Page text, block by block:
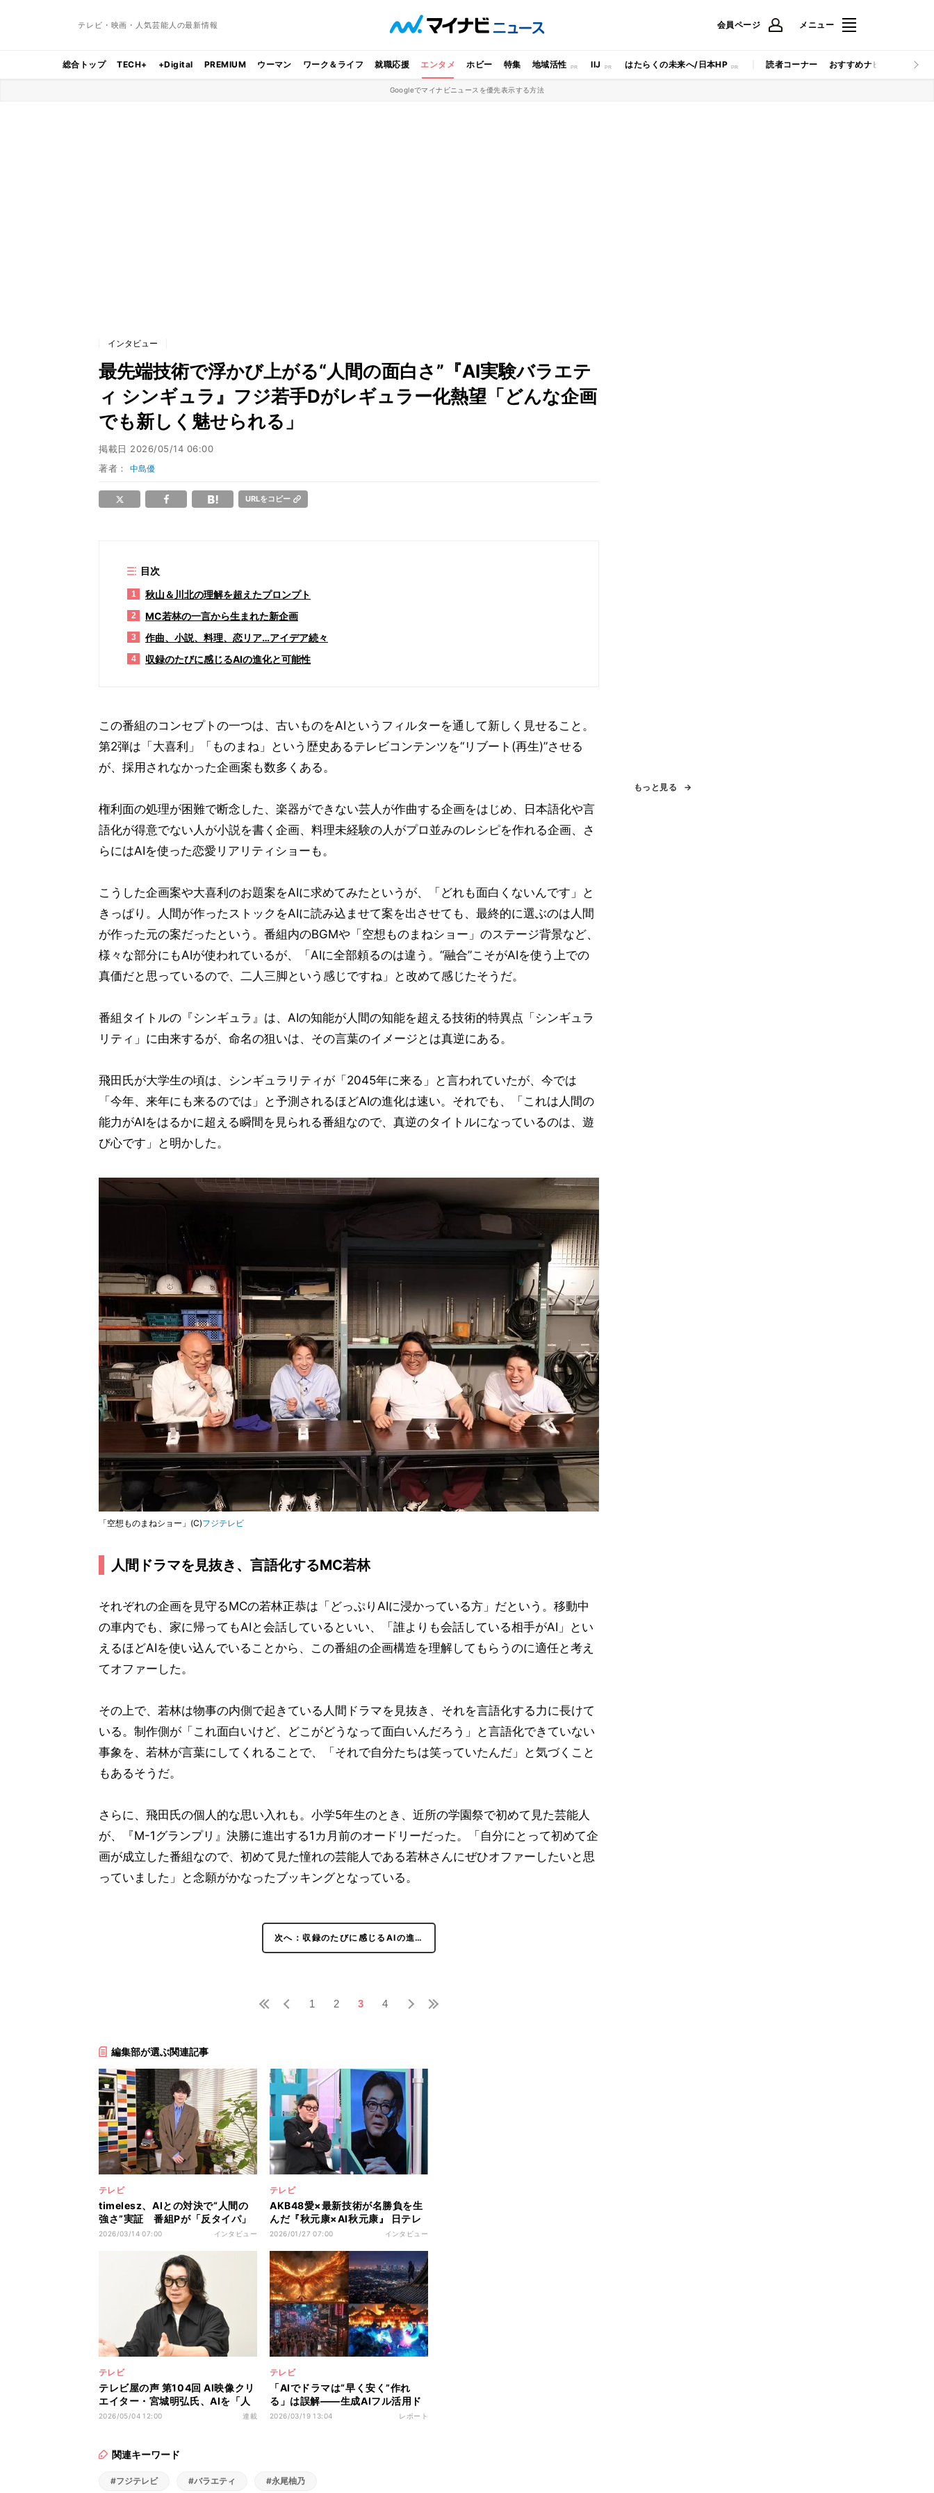
テレビ・映画・人気芸能人の最新情報 会員ページ メニュー
総合トップ TECH+ +Digital PREMIUM ウーマン ワーク＆ライフ 就職応援 エンタメ ホビー 特集 地域活性 IIJ はたらくの未来へ/日本HP 読者コーナー おすすめナビ マイナビ
Googleでマイナビニュースを優先表示する方法
インタビュー
最先端技術で浮かび上がる“人間の面白さ”『AI実験バラエテ
ィ シンギュラ』フジ若手Dがレギュラー化熱望「どんな企画
でも新しく魅せられる」
掲載日 2026/05/14 06:00
著者：中島優
URLをコピー
目次
1 秋山＆川北の理解を超えたプロンプト
2 MC若林の一言から生まれた新企画
3 作曲、小説、料理、恋リア…アイデア続々
4 収録のたびに感じるAIの進化と可能性
この番組のコンセプトの一つは、古いものをAIというフィルターを通して新しく見せること。
第2弾は「大喜利」「ものまね」という歴史あるテレビコンテンツを“リブート(再生)”させる
が、採用されなかった企画案も数多くある。
権利面の処理が困難で断念した、楽器ができない芸人が作曲する企画をはじめ、日本語化や言
語化が得意でない人が小説を書く企画、料理未経験の人がプロ並みのレシピを作れる企画、さ
らにはAIを使った恋愛リアリティショーも。
こうした企画案や大喜利のお題案をAIに求めてみたというが、「どれも面白くないんです」と
きっぱり。人間が作ったストックをAIに読み込ませて案を出させても、最終的に選ぶのは人間
が作った元の案だったという。番組内のBGMや「空想ものまねショー」のステージ背景など、
様々な部分にもAIが使われているが、「AIに全部頼るのは違う。“融合”こそがAIを使う上での
真価だと思っているので、二人三脚という感じですね」と改めて感じたそうだ。
番組タイトルの『シンギュラ』は、AIの知能が人間の知能を超える技術的特異点「シンギュラ
リティ」に由来するが、命名の狙いは、その言葉のイメージとは真逆にある。
飛田氏が大学生の頃は、シンギュラリティが「2045年に来る」と言われていたが、今では
「今年、来年にも来るのでは」と予測されるほどAIの進化は速い。それでも、「これは人間の
能力がAIをはるかに超える瞬間を見られる番組なので、真逆のタイトルになっているのは、遊
び心です」と明かした。
「空想ものまねショー」(C)フジテレビ
人間ドラマを見抜き、言語化するMC若林
それぞれの企画を見守るMCの若林正恭は「どっぷりAIに浸かっている方」だという。移動中
の車内でも、家に帰ってもAIと会話しているといい、「誰よりも会話している相手がAI」とい
えるほどAIを使い込んでいることから、この番組の企画構造を理解してもらうのに適任と考え
てオファーした。
その上で、若林は物事の内側で起きている人間ドラマを見抜き、それを言語化する力に長けて
いる。制作側が「これ面白いけど、どこがどうなって面白いんだろう」と言語化できていない
事象を、若林が言葉にしてくれることで、「それで自分たちは笑っていたんだ」と気づくこと
もあるそうだ。
さらに、飛田氏の個人的な思い入れも。小学5年生のとき、近所の学園祭で初めて見た芸能人
が、『M-1グランプリ』決勝に進出する1カ月前のオードリーだった。「自分にとって初めて企
画が成立した番組なので、初めて見た憧れの芸能人である若林さんにぜひオファーしたいと思
っていました」と念願がかなったブッキングとなっている。
次へ：収録のたびに感じるAIの進…
1 2 3 4
編集部が選ぶ関連記事
テレビ
timelesz、AIとの対決で“人間の
強さ”実証 番組Pが「反タイパ」
を託して見つめ直したテレビの価
2026/03/14 07:00 インタビュー
テレビ
AKB48愛×最新技術が名勝負を生
んだ『秋元康×AI秋元康』 日テレ
横断プロジェクトで実現した前代
2026/01/27 07:00 インタビュー
テレビ
テレビ屋の声 第104回 AI映像クリ
エイター・宮城明弘氏、AIを「人
間の表現を引き立てる道具」とし
2026/05/04 12:00 連載
テレビ
「AIでドラマは“早く安く”作れ
る」は誤解――生成AIフル活用ド
ラマの制作者たちが語る“共作
2026/03/19 13:04 レポート
関連キーワード
#フジテレビ #バラエティ #永尾柚乃
もっと見る